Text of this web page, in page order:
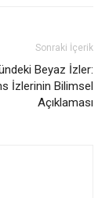
Sonraki İçerik
Beyaz İzler:
İzlerinin Bilimsel
Açıklaması